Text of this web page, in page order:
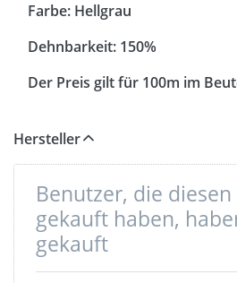
Farbe: Hellgrau
Dehnbarkeit: 150%
Der Preis gilt für 100m im
Hersteller
Benutzer, die
gekauft haben,
gekauft